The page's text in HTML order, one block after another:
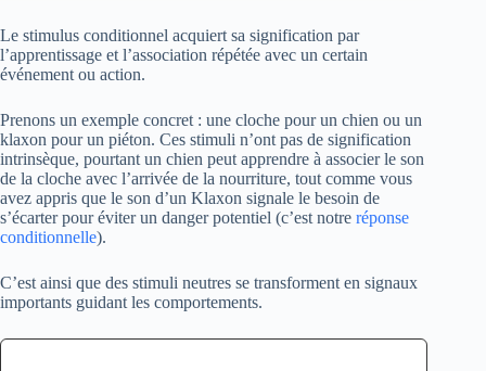
Le stimulus conditionnel acquiert sa signification par
l’apprentissage et l’association répétée avec un certain
événement ou action.
Prenons un exemple concret : une cloche pour un chien ou un
klaxon pour un piéton. Ces stimuli n’ont pas de signification
intrinsèque, pourtant un chien peut apprendre à associer le son
de la cloche avec l’arrivée de la nourriture, tout comme vous
avez appris que le son d’un Klaxon signale le besoin de
s’écarter pour éviter un danger potentiel (c’est notre réponse
conditionnelle).
C’est ainsi que des stimuli neutres se transforment en signaux
importants guidant les comportements.